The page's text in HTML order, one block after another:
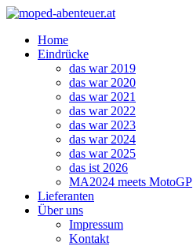
Zum
springenHome
Eindrücke
das war 2019
das war 2020
das war 2021
das war 2022
das war 2023
das war 2024
das war 2025
das ist 2026
MA2024 meets MotoGP
Lieferanten
Über uns
Impressum
Kontakt